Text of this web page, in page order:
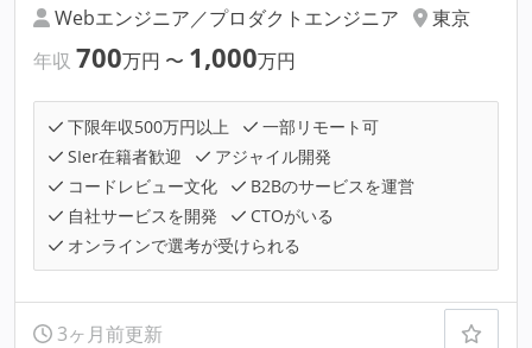
Webエンジニア／プロダクトエンジニア
東京
年収 700万円 〜 1,000万円
下限年収500万円以上
一部リモート可
SIer在籍者歓迎
アジャイル開発
コードレビュー文化
B2Bのサービスを運営
自社サービスを開発
CTOがいる
オンラインで選考が受けられる
3ヶ月前更新